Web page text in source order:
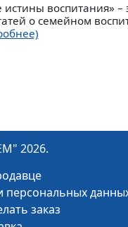
воспитания» –
о семейном
2026.
персональных
заказ